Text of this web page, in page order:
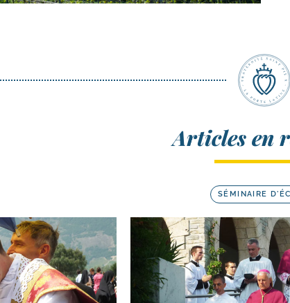
Articles en
SÉMINAIRE